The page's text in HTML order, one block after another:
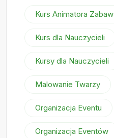
Kurs Animatora
Kurs dla Nauczycieli
Kursy dla Nauczycieli
Malowanie Twarzy
Organizacja Eventu
Organizacja Eventów